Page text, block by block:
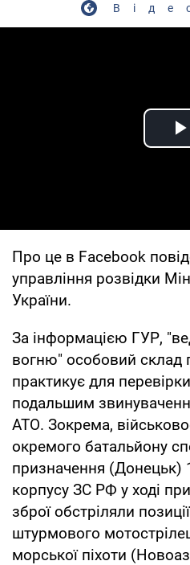
Про це в Facebook
управління розвідки
України.
За інформацією ГУР,
вогню" особовий склад
практикує для перевірки
подальшим
АТО. Зокрема,
окремого батальйону
призначення (Донецьк)
корпусу ЗС РФ у ході
зброї обстріляли
штурмового
морської піхоти